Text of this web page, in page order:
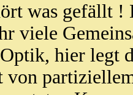
was gefällt !
viele
hier legt
von